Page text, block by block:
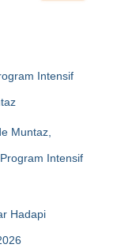
Intensif
Muntaz,
Intensif
Hadapi